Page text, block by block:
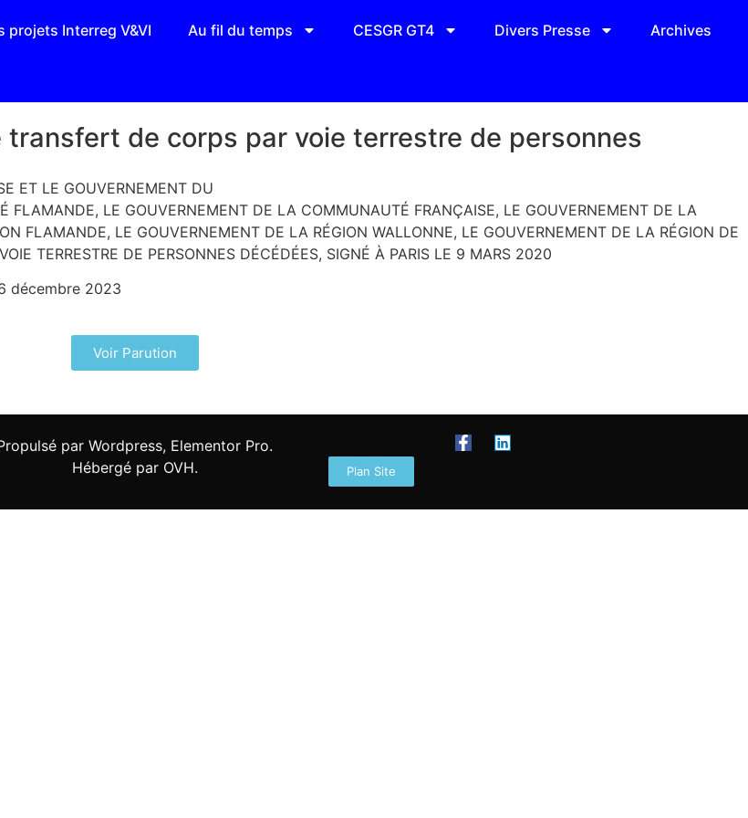
projets Interreg V&VI Au fil du temps CESGR GT4 Divers Presse Archives
de corps par voie terrestre de personnes
ET LE GOUVERNEMENT DU
FLAMANDE, LE GOUVERNEMENT DE LA COMMUNAUTÉ FRANÇAISE, LE GOUVERNEMENT DE LA
FLAMANDE, LE GOUVERNEMENT DE LA RÉGION WALLONNE, LE GOUVERNEMENT DE LA RÉGION DE
TERRESTRE DE PERSONNES DÉCÉDÉES, SIGNÉ À PARIS LE 9 MARS 2020
décembre 2023
Voir Parution
par Wordpress, Elementor Pro.
Hébergé par OVH.
Plan Site